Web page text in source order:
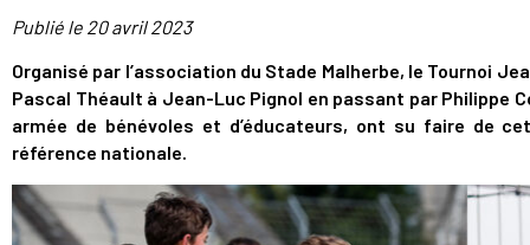
Publié le 20 avril 2023
Organisé par l’association du Stade Malherbe, le Tournoi
Pascal Théault à Jean-Luc Pignol en passant par Philippe
armée de bénévoles et d’éducateurs, ont su faire de
référence nationale.